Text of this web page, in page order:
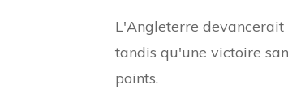
L'Angleterre devancerait
tandis qu'une victoire
points.